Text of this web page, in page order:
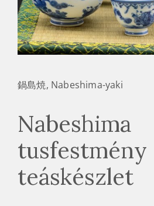
鍋島焼, Nabeshima-yaki
Nabeshima
tusfestmény
teáskészlet